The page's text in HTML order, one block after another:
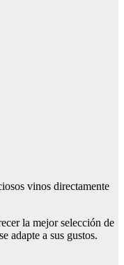
vinos directamente
la mejor selección de
adapte a sus gustos.